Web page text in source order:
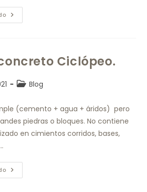
Ciclópeo.
Blog
(cemento + agua + áridos) pero
piedras o bloques. No contiene
en cimientos corridos, bases,